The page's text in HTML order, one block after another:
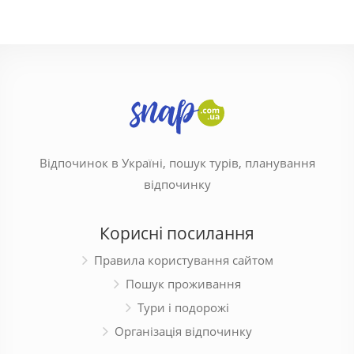
Відпочинок в Україні, пошук турів, планування
відпочинку
Корисні посилання
Правила користування сайтом
Пошук проживання
Тури і подорожі
Організація відпочинку